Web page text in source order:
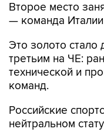
Второе место
— команда Италии
Это золото стало
третьим на ЧЕ:
технической и
команд.
Российские
нейтральном